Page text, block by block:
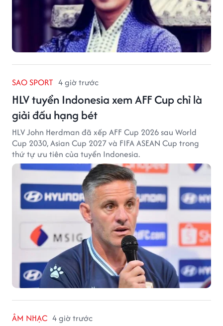
SAO SPORT 4 giờ trước
HLV tuyển Indonesia xem AFF Cup chỉ là
giải đấu hạng bét
HLV John Herdman đã xếp AFF Cup 2026 sau World
Cup 2030, Asian Cup 2027 và FIFA ASEAN Cup trong
thứ tự ưu tiên của tuyển Indonesia.
ÂM NHẠC 4 giờ trước